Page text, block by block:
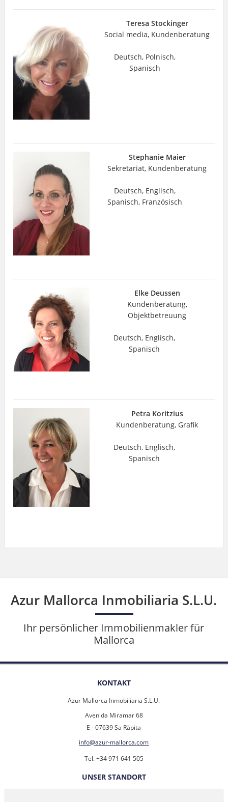
Teresa Stockinger
Social media, Kundenberatung
Deutsch, Polnisch,
Spanisch
Stephanie Maier
Sekretariat, Kundenberatung
Deutsch, Englisch,
Spanisch, Französisch
Elke Deussen
Kundenberatung,
Objektbetreuung
Deutsch, Englisch,
Spanisch
Petra Koritzius
Kundenberatung, Grafik
Deutsch, Englisch,
Spanisch
Azur Mallorca Inmobiliaria S.L.U.
Ihr persönlicher Immobilienmakler für
Mallorca
KONTAKT
Azur Mallorca Inmobiliaria S.L.U.
Avenida Miramar 68
E - 07639 Sa Ràpita
info@azur-mallorca.com
Tel. +34 971 641 505
UNSER STANDORT